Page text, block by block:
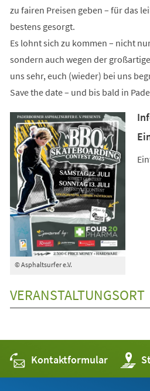
zu fairen Preisen geben – für das
bestens gesorgt.
Es lohnt sich zu kommen – nicht
sondern auch wegen der
uns sehr, euch (wieder) bei uns
Save the date – und bis bald in
© Asphaltsurfer e.V.
VERANSTALTUNGSORT
Kontaktformular
in
einem